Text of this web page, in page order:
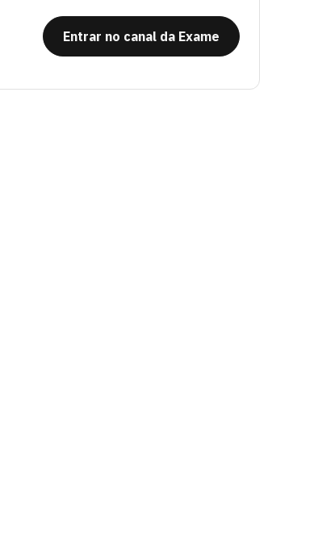
Entrar no canal da Exame